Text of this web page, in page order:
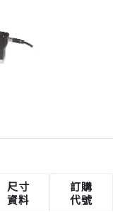
尺寸
資料
訂購
代號